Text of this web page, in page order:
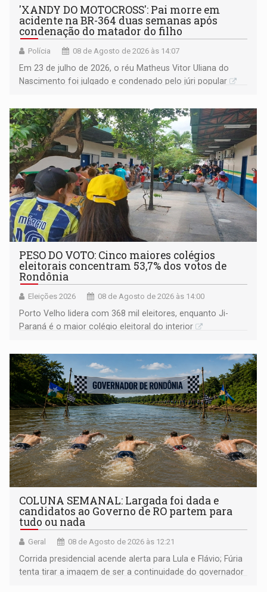
'XANDY DO MOTOCROSS': Pai morre em
acidente na BR-364 duas semanas após
condenação do matador do filho
Polícia 08 de Agosto de 2026 às 14:07
Em 23 de julho de 2026, o réu Matheus Vitor Uliana do
Nascimento foi julgado e condenado pelo júri popular
PESO DO VOTO: Cinco maiores colégios
eleitorais concentram 53,7% dos votos de
Rondônia
Eleições 2026 08 de Agosto de 2026 às 14:00
Porto Velho lidera com 368 mil eleitores, enquanto Ji-
Paraná é o maior colégio eleitoral do interior
COLUNA SEMANAL: Largada foi dada e
candidatos ao Governo de RO partem para
tudo ou nada
Geral 08 de Agosto de 2026 às 12:21
Corrida presidencial acende alerta para Lula e Flávio; Fúria
tenta tirar a imagem de ser a continuidade do governador